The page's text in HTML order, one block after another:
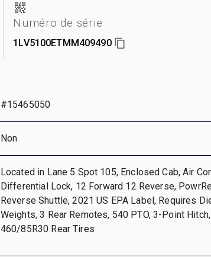
Numéro de série
1LV5100ETMM409490
#15465050
Non
Located in Lane 5 Spot 105, Enclosed Cab, Air
Differential Lock, 12 Forward 12 Reverse,
Reverse Shuttle, 2021 US EPA Label, Requires
Weights, 3 Rear Remotes, 540 PTO, 3-Point
460/85R30 Rear Tires